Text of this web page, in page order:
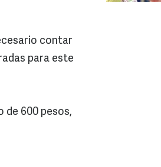
contar
para este
de 600 pesos,